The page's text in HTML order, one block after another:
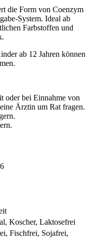
die Form von Coenzym
System. Ideal ab
Farbstoffen und
ab 12 Jahren können
oder bei Einnahme von
Ärztin um Rat fragen.
Koscher, Laktosefrei
Fischfrei, Sojafrei,